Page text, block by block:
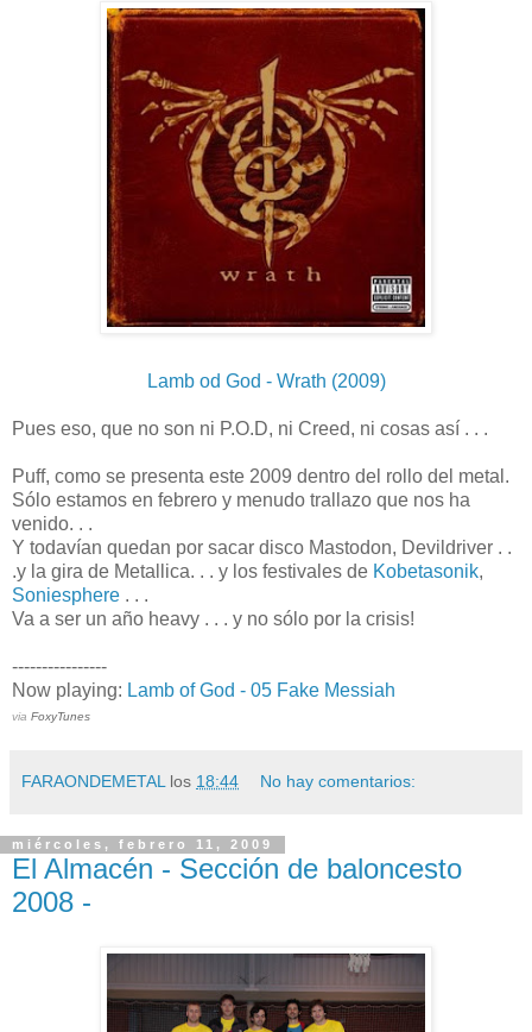
Lamb od God - Wrath (2009)
Pues eso, que no son ni P.O.D, ni Creed, ni cosas así . . .
Puff, como se presenta este 2009 dentro del rollo del metal.
Sólo estamos en febrero y menudo trallazo que nos ha
venido. . .
Y todavían quedan por sacar disco Mastodon, Devildriver . .
.y la gira de Metallica. . . y los festivales de Kobetasonik,
Soniesphere . . .
Va a ser un año heavy . . . y no sólo por la crisis!
----------------
Now playing: Lamb of God - 05 Fake Messiah
via FoxyTunes
FARAONDEMETAL los 18:44 No hay comentarios:
miércoles, febrero 11, 2009
El Almacén - Sección de baloncesto
2008 -